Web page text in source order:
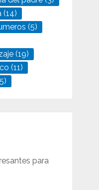
(14)
(5)
(19)
(11)
para